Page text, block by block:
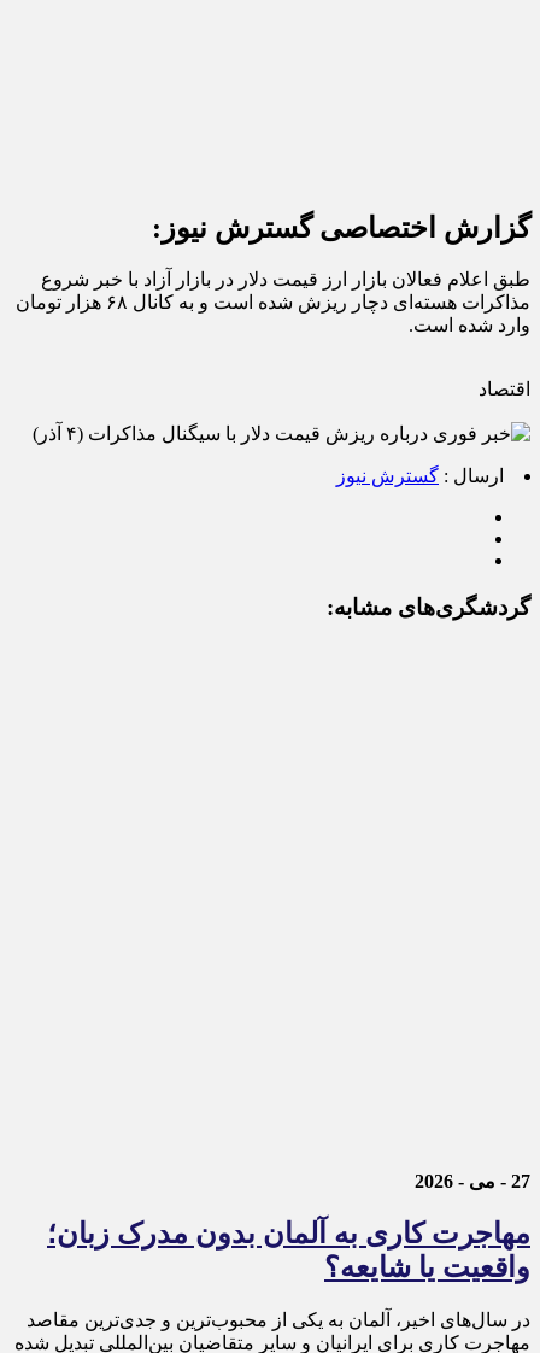
گزارش اختصاصی گسترش نیوز:
طبق اعلام فعالان بازار ارز قیمت دلار در بازار آزاد با خبر شروع
مذاکرات هسته‌ای دچار ریزش شده است و به کانال ۶۸ هزار تومان
وارد شده است.
اقتصاد
ارسال : گسترش نیوز
گردشگری‌های مشابه:
27 - می - 2026
مهاجرت کاری به آلمان بدون مدرک زبان؛
واقعیت یا شایعه؟
در سال‌های اخیر، آلمان به یکی از محبوب‌ترین و جدی‌ترین مقاصد
مهاجرت کاری برای ایرانیان و سایر متقاضیان بین‌المللی تبدیل شده